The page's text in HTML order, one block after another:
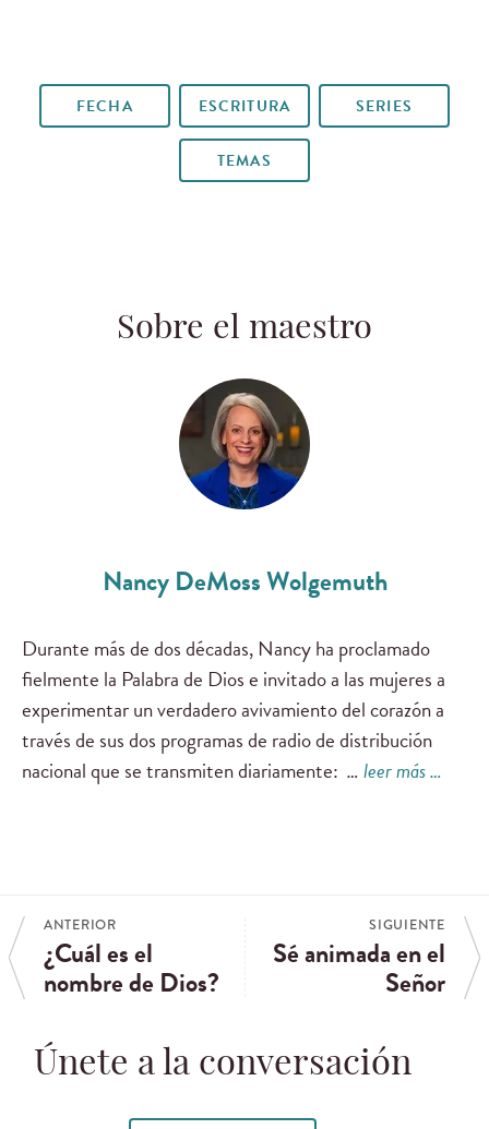
FECHA ESCRITURA SERIES
TEMAS
Sobre el maestro
Nancy DeMoss Wolgemuth
Durante más de dos décadas, Nancy ha proclamado
fielmente la Palabra de Dios e invitado a las mujeres a
experimentar un verdadero avivamiento del corazón a
través de sus dos programas de radio de distribución
nacional que se transmiten diariamente: …leer más …
ANTERIOR
¿Cuál es el
nombre de Dios?
SIGUIENTE
Sé animada en el
Señor
Únete a la conversación